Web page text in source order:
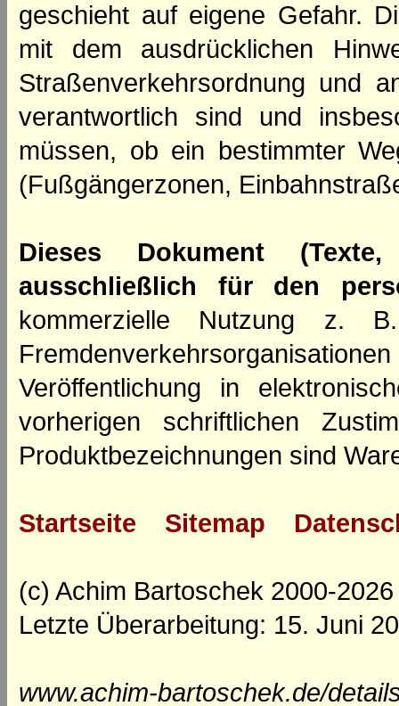
geschieht auf eigene Gefahr.
mit dem ausdrücklichen
Straßenverkehrsordnung und
verantwortlich sind und
müssen, ob ein bestimmter
(Fußgängerzonen,
Dieses Dokument
ausschließlich für den
kommerzielle Nutzung z.
Veröffentlichung in
vorherigen schriftlichen
Produktbezeichnungen sind
Startseite Sitemap
(c) Achim Bartoschek 2000-2026
Letzte Überarbeitung: 15. Juni
www.achim-bartoschek.de/